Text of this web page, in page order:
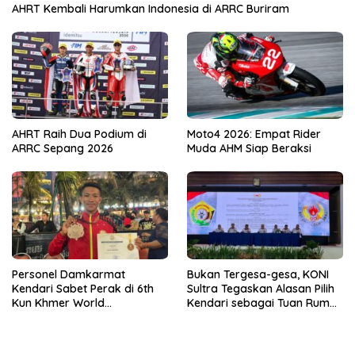
AHRT Kembali Harumkan Indonesia di ARRC Buriram
AHRT Raih Dua Podium di
ARRC Sepang 2026
Moto4 2026: Empat Rider
Muda AHM Siap Beraksi
Personel Damkarmat
Kendari Sabet Perak di 6th
Kun Khmer World
Bukan Tergesa-gesa, KONI
Sultra Tegaskan Alasan Pilih
Kendari sebagai Tuan Rumah